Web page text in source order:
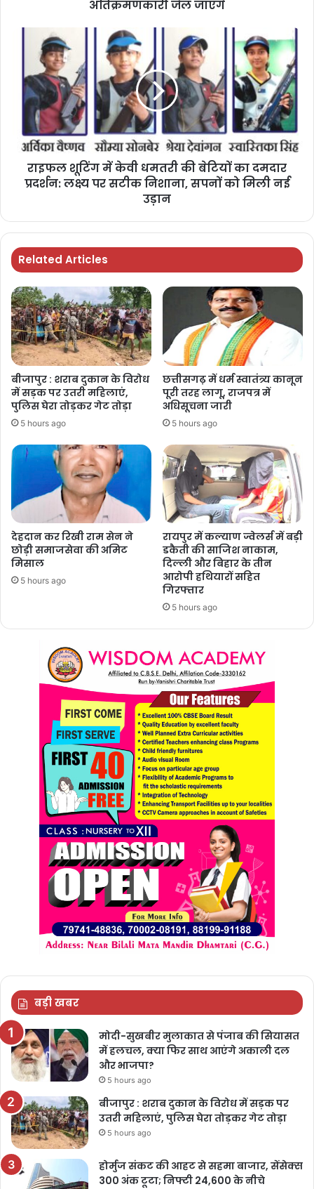
अतिक्रमणकारी जेल जाएंगे
राइफल शूटिंग में केवी धमतरी की बेटियों का दमदार
प्रदर्शन: लक्ष्य पर सटीक निशाना, सपनों को मिली नई
उड़ान
Related Articles
बीजापुर : शराब दुकान के विरोध
में सड़क पर उतरी महिलाएं,
पुलिस घेरा तोड़कर गेट तोड़ा
5 hours ago
छत्तीसगढ़ में धर्म स्वातंत्र्य कानून
पूरी तरह लागू, राजपत्र में
अधिसूचना जारी
5 hours ago
देहदान कर रिखी राम सेन ने
छोड़ी समाजसेवा की अमिट
मिसाल
5 hours ago
रायपुर में कल्याण ज्वेलर्स में बड़ी
डकैती की साजिश नाकाम,
दिल्ली और बिहार के तीन
आरोपी हथियारों सहित
गिरफ्तार
5 hours ago
बड़ी खबर
मोदी-सुखबीर मुलाकात से पंजाब की सियासत
में हलचल, क्या फिर साथ आएंगे अकाली दल
और भाजपा?
5 hours ago
बीजापुर : शराब दुकान के विरोध में सड़क पर
उतरी महिलाएं, पुलिस घेरा तोड़कर गेट तोड़ा
5 hours ago
होर्मुज संकट की आहट से सहमा बाजार, सेंसेक्स
300 अंक टूटा; निफ्टी 24,600 के नीचे